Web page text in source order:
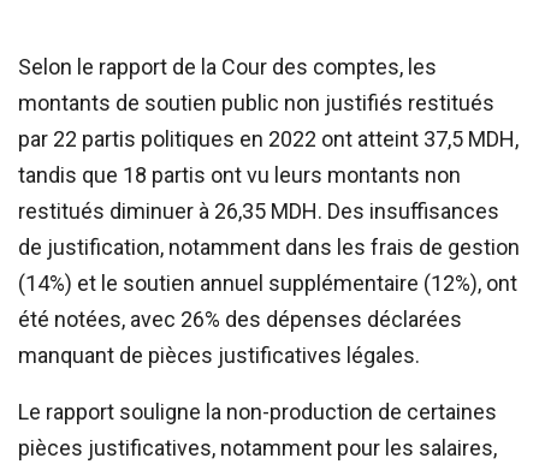
Selon le rapport de la Cour des comptes, les
montants de soutien public non justifiés restitués
par 22 partis politiques en 2022 ont atteint 37,5 MDH,
tandis que 18 partis ont vu leurs montants non
restitués diminuer à 26,35 MDH. Des insuffisances
de justification, notamment dans les frais de gestion
(14%) et le soutien annuel supplémentaire (12%), ont
été notées, avec 26% des dépenses déclarées
manquant de pièces justificatives légales.
Le rapport souligne la non-production de certaines
pièces justificatives, notamment pour les salaires,